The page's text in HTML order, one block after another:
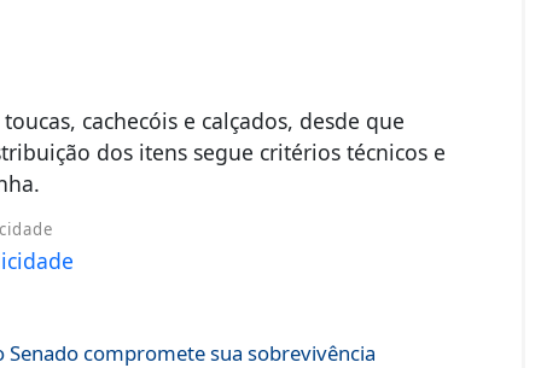
cachecóis e calçados, desde que
dos itens segue critérios técnicos e
Senado compromete sua sobrevivência